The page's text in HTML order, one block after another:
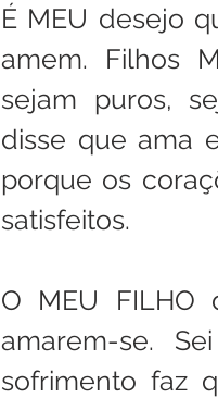
É MEU desejo
amem. Filhos
sejam puros,
disse que ama
porque os
satisfeitos.
O MEU FILHO
amarem-se.
sofrimento faz